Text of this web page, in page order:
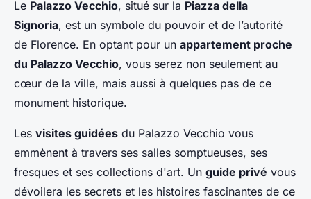
Le Palazzo Vecchio, situé sur la Piazza della
Signoria, est un symbole du pouvoir et de l’autorité
de Florence. En optant pour un appartement proche
du Palazzo Vecchio, vous serez non seulement au
cœur de la ville, mais aussi à quelques pas de ce
monument historique.
Les visites guidées du Palazzo Vecchio vous
emmènent à travers ses salles somptueuses, ses
fresques et ses collections d'art. Un guide privé vous
dévoilera les secrets et les histoires fascinantes de ce